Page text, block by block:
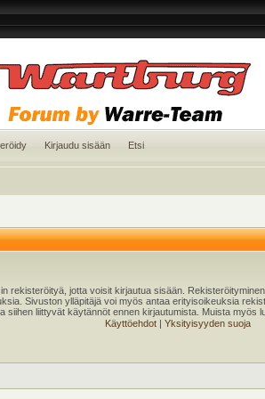
Kirjaudu sisään Etsi
rekisteröityä, jotta voisit kirjautua sisään.
Sivuston ylläpitäjä voi myös antaa erityisoikeuksia
siihen liittyvät käytännöt ennen kirjautumista. Muista myös
Käyttöehdot| Yksityisyyden suoja